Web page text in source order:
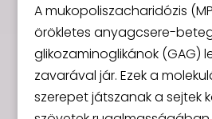
A mukopoliszacharidózis
örökletes anyagcsere-
glikozaminoglikánok (GAG)
zavarával jár. Ezek a
szerepet játszanak a sejtek